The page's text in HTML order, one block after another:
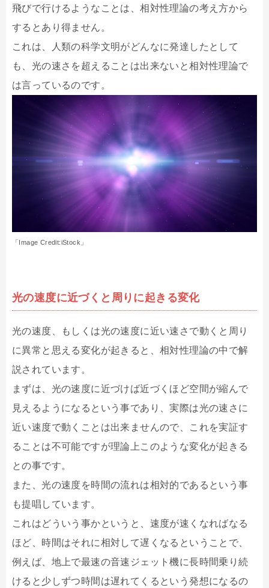
飛びで行けるようなことは、相対性理論の考え方から
するとあり得ません。
これは、人類の科学文明がどんなに発達したとして
も、光の速さを超えることは出来ないと相対性理論で
は言っているのです。
「Image Credit:iStock」
光の速度に近づくと周りに起きる変化
光の速度、もしくは光の速度に近い速さで動くと周り
に異常と思える変化が起きると、相対性理論の中で解
説されています。
まずは、光の速度に近づけば近づくほど空間が縮んで
見えるようになるという事であり、実際は光の速さに
近い速度で動くことは出来ませんので、これを実証す
ることは不可能ですが理論上このような変化が起きる
との事です。
また、光の速度を時間の流れは相対的であるという事
も提唱しています。
これはどういう事かというと、速度が速くなればなる
ほど、時間はそれに相対して遅くなるということで、
例えば、地上で最速の音速ジェット機に長時間乗り続
けると少しずつ時間は遅れてくるという発想になるの